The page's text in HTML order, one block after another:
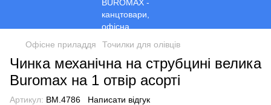
Офісне приладдя Точилки для олівців
Чинка механічна на струбцині велика
Buromax на 1 отвір асорті
Артикул: BM.4786 Написати відгук